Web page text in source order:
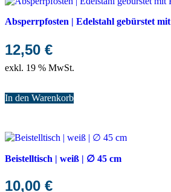
Absperrpfosten | Edelstahl gebürstet
12,50 €
exkl. 19 % MwSt.
In den Warenkorb
Beistelltisch | weiß | ∅ 45 cm
10,00 €